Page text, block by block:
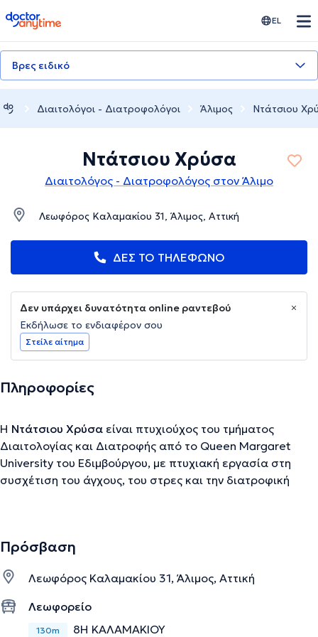
doctoranytime EL
Βρες ειδικό
Διαιτολόγοι - Διατροφολόγοι Άλιμος Ντάτσιου
Ντάτσιου Χρύσα
Διαιτολόγος - Διατροφολόγος στον Άλιμο
Λεωφόρος Καλαμακίου 31, Άλιμος, Αττική
ΔΕΣ ΤΟ ΤΗΛΕΦΩΝΟ
Δεν υπάρχει δυνατότητα online ραντεβού
Εκδήλωσε το ενδιαφέρον σου
Στείλε αίτημα
Πληροφορίες
Η Ντάτσιου Χρύσα είναι πτυχιούχος του τμήματος
Διαιτολογίας και Διατροφής από το Queen Margaret
University του Εδιμβούργου, με πτυχιακή εργασία στη
συσχέτιση του άγχους, του στρες και την διατροφική
Παράλληλα, είναι κάτοχος άδειας ασκήσεως
Διαιτολόγων-Διατροφολόγων. Επί του παρόντος,
πραγματοποιεί μεταπτυχιακές σπουδές στο University of
Essex πάνω στην Διατροφή του Ανθρώπου με εξειδίκευση
στην παχυσαρκία και την διατροφική συμπεριφορά. Το
Πρόσβαση
Λεωφόρος Καλαμακίου 31, Άλιμος, Αττική
Λεωφορείο
130m 8Η ΚΑΛΑΜΑΚΙΟΥ